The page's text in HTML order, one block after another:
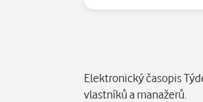
Elektronický časopis
vlastníků a manažerů.